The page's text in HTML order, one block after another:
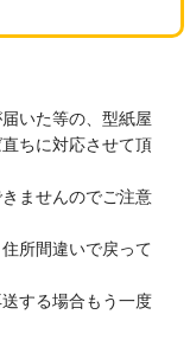
いた等の、型紙屋
ちに対応させて頂
ませんのでご注意
所間違いで戻って
する場合もう一度